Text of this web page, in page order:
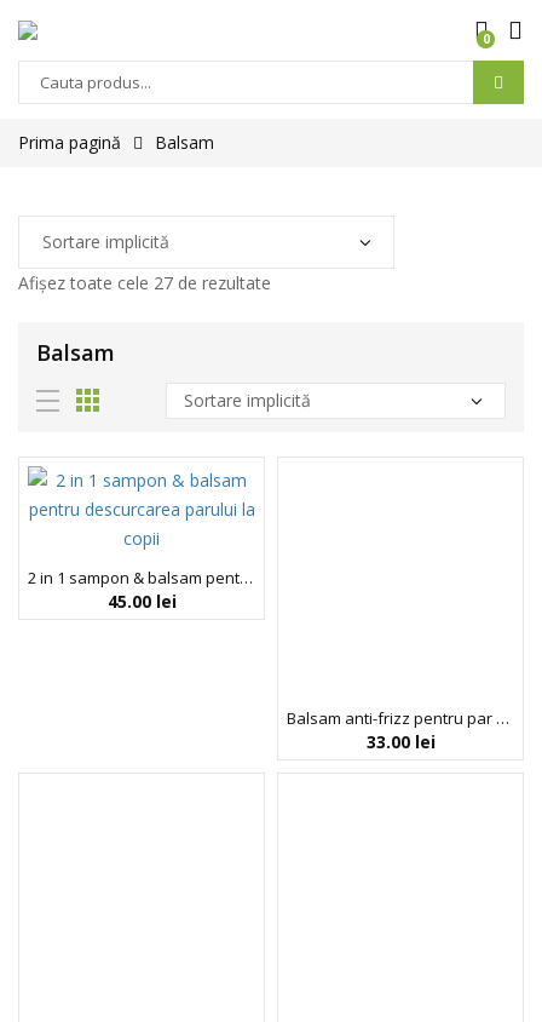
0
Prima pagină Balsam
Afișez toate cele 27 de rezultate
Balsam
2 in 1 sampon & balsam pentru descurcarea parului la copii, 3+ ani, Cipollino Baby Care, 400 ml
45.00 lei
Balsam anti-frizz pentru par cret, travel size, Curl Jelly Care, Umberto Giannini, 50 ml
33.00 lei